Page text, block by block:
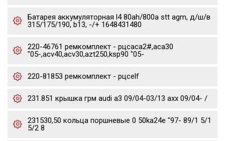
Батарея аккумуляторная l4 80ah/800a stt agm, д/ш/в
315/175/190, b13, -/+ 1648431480
220-46761 ремкомплект - рцсaca2#,aca30
"05-,acv40,acv30,azt250,ksp90 "05-
220-81853 ремкомплект - рцсelf
231.851 крышка грм audi a3 09/04-03/13 axx 09/04- /
231530,50 кольца поршневые 0 50ka24e "97- 89/1 5/1
5/2 8